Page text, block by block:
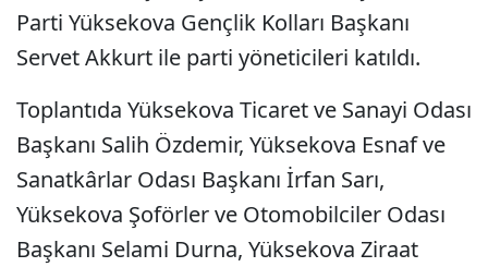
Parti Yüksekova Gençlik Kolları Başkanı
Servet Akkurt ile parti yöneticileri katıldı.
Toplantıda Yüksekova Ticaret ve Sanayi Odası
Başkanı Salih Özdemir, Yüksekova Esnaf ve
Sanatkârlar Odası Başkanı İrfan Sarı,
Yüksekova Şoförler ve Otomobilciler Odası
Başkanı Selami Durna, Yüksekova Ziraat